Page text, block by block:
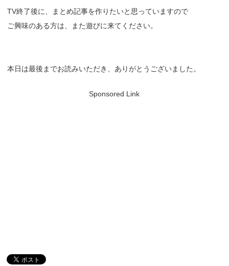
TV終了後に、まとめ記事を作りたいと思っていますので
ご興味のある方は、また遊びに来てください。
本日は最後までお読みいただき、ありがとうございました。
Sponsored Link